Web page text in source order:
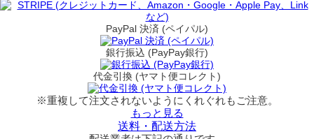
PayPal 決済 (ペイパル)
銀行振込 (PayPay銀行)
代金引換 (ヤマト便コレクト)
※重複して注文されないようにくれぐれもご注意。
もっと見る
送料・配送方法